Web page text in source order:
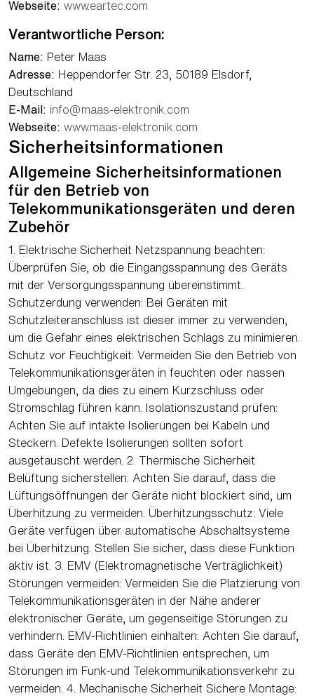
Webseite: www.eartec.com
Verantwortliche Person:
Name: Peter Maas
Adresse: Heppendorfer Str. 23, 50189 Elsdorf,
Deutschland
E-Mail: info@maas-elektronik.com
Webseite: www.maas-elektronik.com
Sicherheitsinformationen
Allgemeine Sicherheitsinformationen
für den Betrieb von
Telekommunikationsgeräten und deren
Zubehör
1. Elektrische Sicherheit Netzspannung beachten:
Überprüfen Sie, ob die Eingangsspannung des Geräts
mit der Versorgungsspannung übereinstimmt.
Schutzerdung verwenden: Bei Geräten mit
Schutzleiteranschluss ist dieser immer zu verwenden,
um die Gefahr eines elektrischen Schlags zu minimieren.
Schutz vor Feuchtigkeit: Vermeiden Sie den Betrieb von
Telekommunikationsgeräten in feuchten oder nassen
Umgebungen, da dies zu einem Kurzschluss oder
Stromschlag führen kann. Isolationszustand prüfen:
Achten Sie auf intakte Isolierungen bei Kabeln und
Steckern. Defekte Isolierungen sollten sofort
ausgetauscht werden. 2. Thermische Sicherheit
Belüftung sicherstellen: Achten Sie darauf, dass die
Lüftungsöffnungen der Geräte nicht blockiert sind, um
Überhitzung zu vermeiden. Überhitzungsschutz: Viele
Geräte verfügen über automatische Abschaltsysteme
bei Überhitzung. Stellen Sie sicher, dass diese Funktion
aktiv ist. 3. EMV (Elektromagnetische Verträglichkeit)
Störungen vermeiden: Vermeiden Sie die Platzierung von
Telekommunikationsgeräten in der Nähe anderer
elektronischer Geräte, um gegenseitige Störungen zu
verhindern. EMV-Richtlinien einhalten: Achten Sie darauf,
dass Geräte den EMV-Richtlinien entsprechen, um
Störungen im Funk-und Telekommunikationsverkehr zu
vermeiden. 4. Mechanische Sicherheit Sichere Montage: